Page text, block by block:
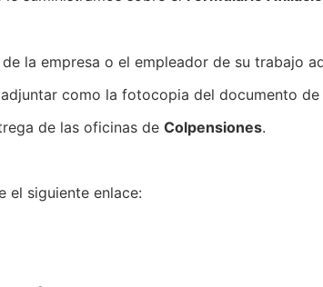
la empresa o el empleador de su trabajo
como la fotocopia del documento
de las oficinas de Colpensiones.
el siguiente enlace: